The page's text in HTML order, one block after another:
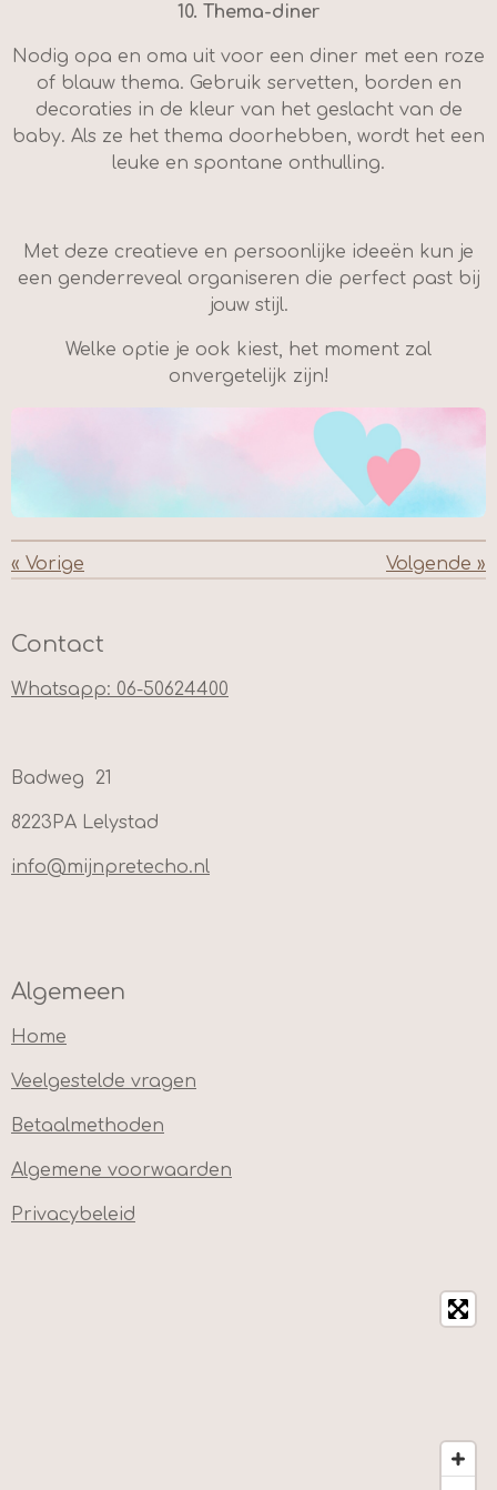
10. Thema-diner
Nodig opa en oma uit voor een diner met een roze
of blauw thema. Gebruik servetten, borden en
decoraties in de kleur van het geslacht van de
baby. Als ze het thema doorhebben, wordt het een
leuke en spontane onthulling.
Met deze creatieve en persoonlijke ideeën kun je
een genderreveal organiseren die perfect past bij
jouw stijl.
Welke optie je ook kiest, het moment zal
onvergetelijk zijn!
« Vorige Volgende »
Contact
Whatsapp: 06-50624400
Badweg 21
8223PA Lelystad
info@mijnpretecho.nl
Algemeen
Home
Veelgestelde vragen
Betaalmethoden
Algemene voorwaarden
Privacybeleid